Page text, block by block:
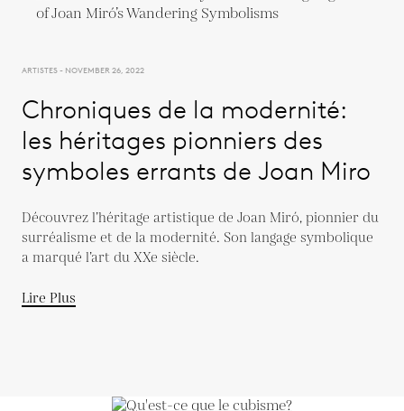
ARTISTES - NOVEMBER 26, 2022
Chroniques de la modernité:
les héritages pionniers des
symboles errants de Joan Miro
Découvrez l’héritage artistique de Joan Miró, pionnier du
surréalisme et de la modernité. Son langage symbolique
a marqué l’art du XXe siècle.
Lire Plus